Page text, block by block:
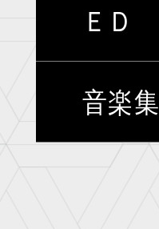
物語
音楽
映像
ＥＤ
音楽集